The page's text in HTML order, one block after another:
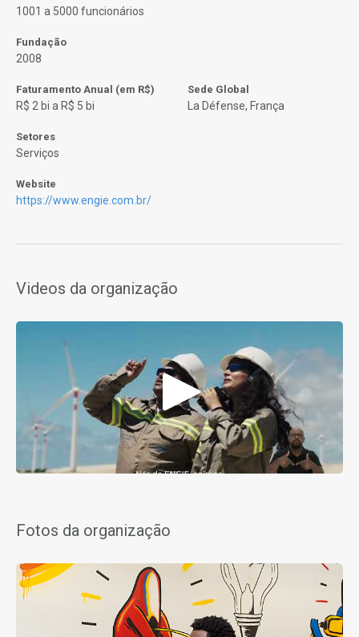
1001 a 5000 funcionários
Fundação
2008
Faturamento Anual (em R$)
R$ 2 bi a R$ 5 bi
Sede Global
La Défense, França
Setores
Serviços
Website
https://www.engie.com.br/
Videos da organização
Fotos da organização